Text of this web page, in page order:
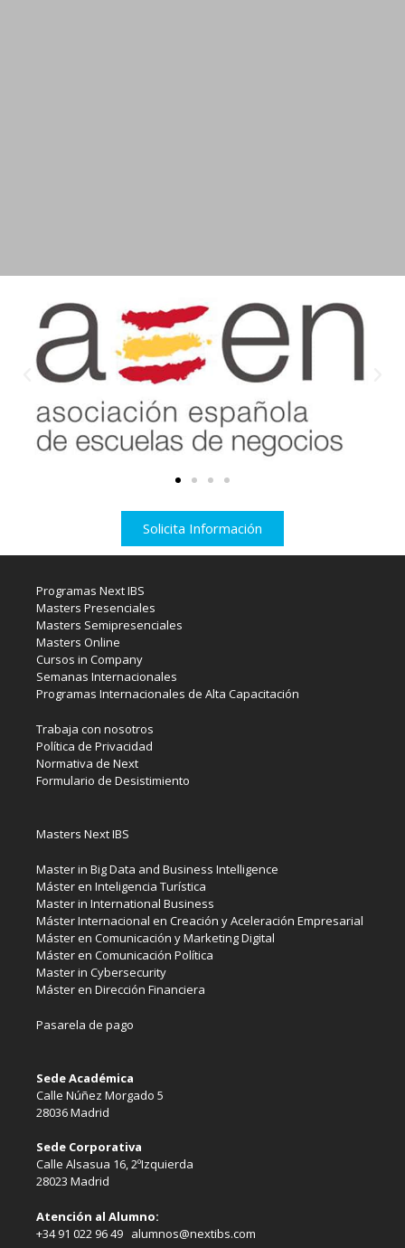
Solicita Información
Programas Next IBS
Masters Presenciales
Masters Semipresenciales
Masters Online
Cursos in Company
Semanas Internacionales
Programas Internacionales de Alta Capacitación
Trabaja con nosotros
Política de Privacidad
Normativa de Next
Formulario de Desistimiento
Masters Next IBS
Master in Big Data and Business Intelligence
Máster en Inteligencia Turística
Master in International Business
Máster Internacional en Creación y Aceleración Empresarial
Máster en Comunicación y Marketing Digital
Máster en Comunicación Política
Master in Cybersecurity
Máster en Dirección Financiera
Pasarela de pago
Sede Académica
Calle Núñez Morgado 5
28036 Madrid
Sede Corporativa
Calle Alsasua 16, 2ºIzquierda
28023 Madrid
Atención al Alumno:
+34 91 022 96 49 alumnos@nextibs.com